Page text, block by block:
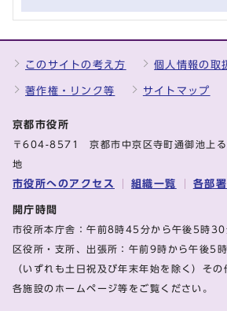
このサイトの考え方 個人情報の取
著作権・リンク等 サイトマップ
京都市役所
〒604-8571 京都市中京区寺町通御池上
地
市役所へのアクセス 組織一覧 各部
開庁時間
市役所本庁舎：午前8時45分から午後5時
区役所・支所、出張所：午前9時から午後5
（いずれも土日祝及び年末年始を除く）その
各施設のホームページ等をご覧ください。